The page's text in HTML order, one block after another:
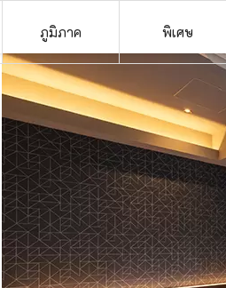
ภูมิภาค พิเศษ